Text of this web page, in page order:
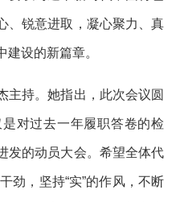
、锐意进取，凝心聚力、真
设的新篇章。
持。她指出，此次会议圆
对过去一年履职答卷的检
发的动员大会。希望全体代
劲，坚持“实”的作风，不断